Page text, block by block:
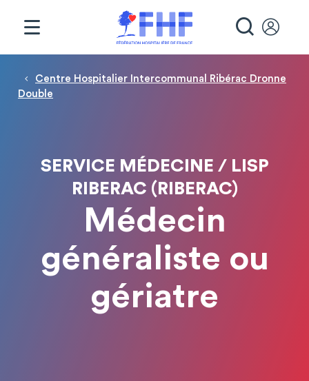
Fil d'Ariane
Centre Hospitalier Intercommunal Ribérac Dronne
Double
SERVICE MÉDECINE / LISP
RIBERAC (RIBERAC)
Médecin
généraliste ou
gériatre
Panneau de gestion des cookies